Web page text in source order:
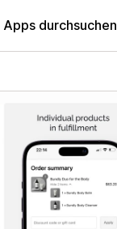
Apps durchsuchen